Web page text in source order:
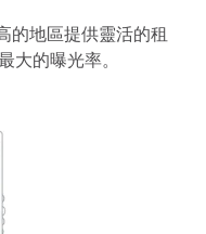
的地區提供靈活的租
大的曝光率。